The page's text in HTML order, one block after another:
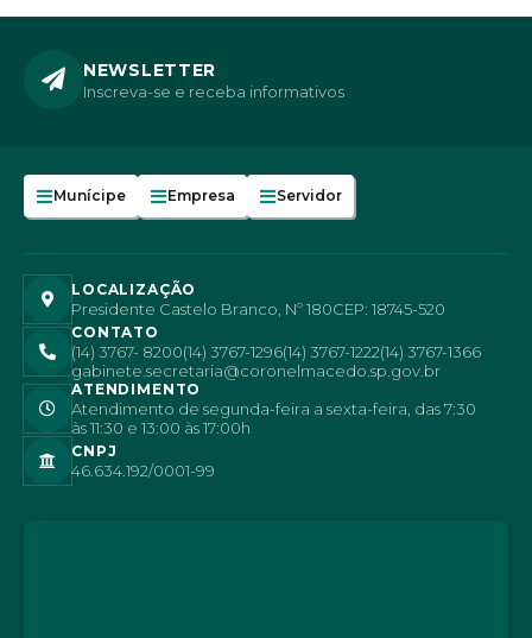
NEWSLETTER
Inscreva-se e receba informativos
Munícipe Empresa Servidor
LOCALIZAÇÃO
Presidente Castelo Branco, Nº 180CEP: 18745-520
CONTATO
(14) 3767- 8200(14) 3767-1296(14) 3767-1222(14) 3767-1366
gabinete.secretaria@coronelmacedo.sp.gov.br
ATENDIMENTO
Atendimento de segunda-feira a sexta-feira, das 7:30
às 11:30 e 13:00 às 17:00h
CNPJ
46.634.192/0001-99